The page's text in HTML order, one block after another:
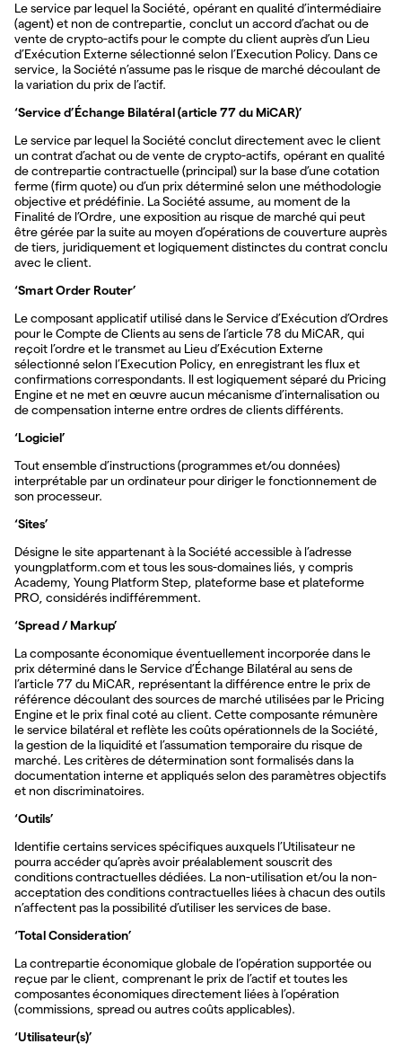
Le service par lequel la Société, opérant en qualité d’intermédiaire
(agent) et non de contrepartie, conclut un accord d’achat ou de
vente de crypto-actifs pour le compte du client auprès d’un Lieu
d’Exécution Externe sélectionné selon l’Execution Policy. Dans ce
service, la Société n’assume pas le risque de marché découlant de
la variation du prix de l’actif.
‘Service d’Échange Bilatéral (article 77 du MiCAR)’
Le service par lequel la Société conclut directement avec le client
un contrat d’achat ou de vente de crypto-actifs, opérant en qualité
de contrepartie contractuelle (principal) sur la base d’une cotation
ferme (firm quote) ou d’un prix déterminé selon une méthodologie
objective et prédéfinie. La Société assume, au moment de la
Finalité de l’Ordre, une exposition au risque de marché qui peut
être gérée par la suite au moyen d’opérations de couverture auprès
de tiers, juridiquement et logiquement distinctes du contrat conclu
avec le client.
‘Smart Order Router’
Le composant applicatif utilisé dans le Service d’Exécution d’Ordres
pour le Compte de Clients au sens de l’article 78 du MiCAR, qui
reçoit l’ordre et le transmet au Lieu d’Exécution Externe
sélectionné selon l’Execution Policy, en enregistrant les flux et
confirmations correspondants. Il est logiquement séparé du Pricing
Engine et ne met en œuvre aucun mécanisme d’internalisation ou
de compensation interne entre ordres de clients différents.
‘Logiciel’
Tout ensemble d’instructions (programmes et/ou données)
interprétable par un ordinateur pour diriger le fonctionnement de
son processeur.
‘Sites’
Désigne le site appartenant à la Société accessible à l’adresse
youngplatform.com et tous les sous-domaines liés, y compris
Academy, Young Platform Step, plateforme base et plateforme
PRO, considérés indifféremment.
‘Spread / Markup’
La composante économique éventuellement incorporée dans le
prix déterminé dans le Service d’Échange Bilatéral au sens de
l’article 77 du MiCAR, représentant la différence entre le prix de
référence découlant des sources de marché utilisées par le Pricing
Engine et le prix final coté au client. Cette composante rémunère
le service bilatéral et reflète les coûts opérationnels de la Société,
la gestion de la liquidité et l’assumation temporaire du risque de
marché. Les critères de détermination sont formalisés dans la
documentation interne et appliqués selon des paramètres objectifs
et non discriminatoires.
‘Outils’
Identifie certains services spécifiques auxquels l’Utilisateur ne
pourra accéder qu’après avoir préalablement souscrit des
conditions contractuelles dédiées. La non-utilisation et/ou la non-
acceptation des conditions contractuelles liées à chacun des outils
n’affectent pas la possibilité d’utiliser les services de base.
‘Total Consideration’
La contrepartie économique globale de l’opération supportée ou
reçue par le client, comprenant le prix de l’actif et toutes les
composantes économiques directement liées à l’opération
(commissions, spread ou autres coûts applicables).
‘Utilisateur(s)’